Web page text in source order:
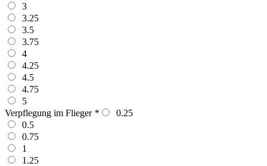
3
3.25
3.5
3.75
4
4.25
4.5
4.75
5
Verpflegung im Flieger *
0.25
0.5
0.75
1
1.25